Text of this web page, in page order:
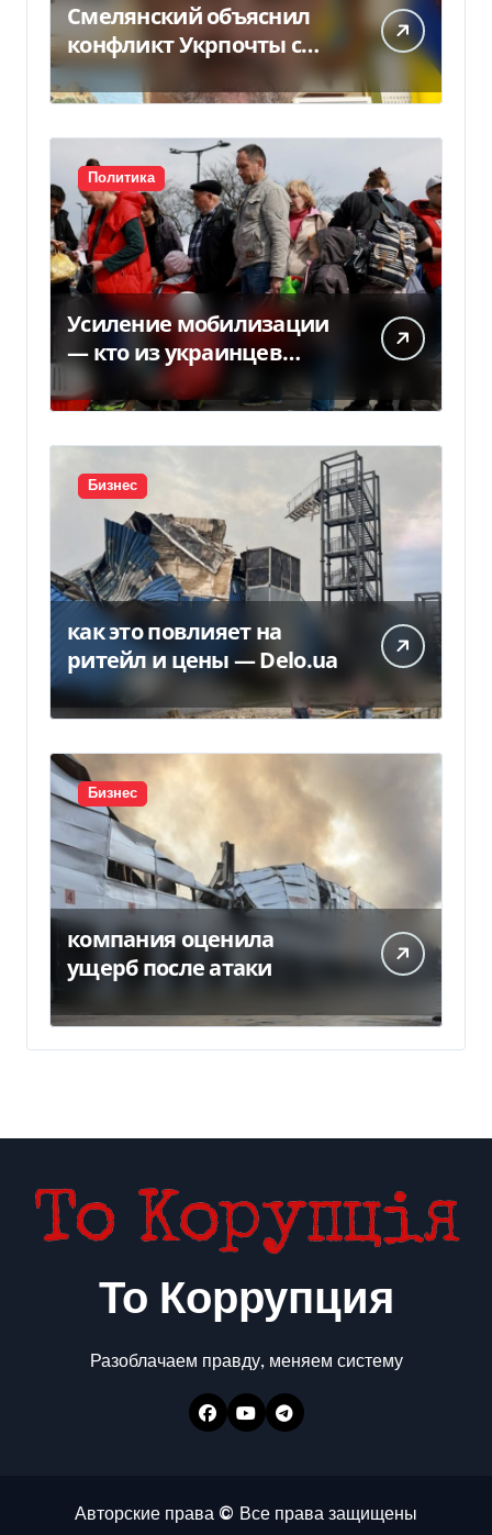
Смелянский объяснил
конфликт Укрпочты с
НБУ из-за платежек
Политика
Усиление мобилизации
— кто из украинцев
потеряет право на
временную защиту в ЕС
Бизнес
как это повлияет на
ритейл и цены — Delo.ua
Бизнес
компания оценила
ущерб после атаки
То Коррупция
Разоблачаем правду, меняем систему
Авторские права © Все права защищены